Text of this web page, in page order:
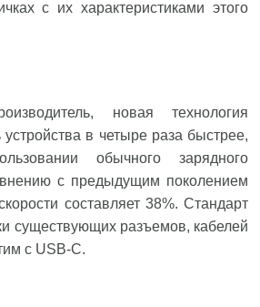
с их характеристиками этого
новая технология
устройства в четыре раза быстрее,
обычного зарядного
с предыдущим поколением
составляет 38%. Стандарт
существующих разъемов, кабелей
с USB-C.